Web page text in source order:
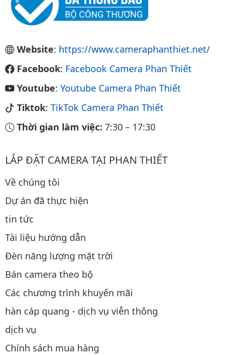
Website: https://www.cameraphanthiet.net/
Facebook: Facebook Camera Phan Thiết
Youtube: Youtube Camera Phan Thiết
Tiktok: TikTok Camera Phan Thiết
Thời gian làm việc: 7:30 – 17:30
LẮP ĐẶT CAMERA TẠI PHAN THIẾT
Về chúng tôi
Dự án đã thực hiện
tin tức
Tài liệu hướng dẫn
Đèn năng lượng mặt trời
Bán camera theo bộ
Các chương trình khuyến mãi
hàn cáp quang - dịch vụ viễn thông
dịch vụ
Chính sách mua hàng